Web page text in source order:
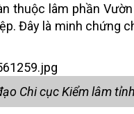
thuộc lâm phần
Đây là minh chứng
Chi cục Kiểm lâm